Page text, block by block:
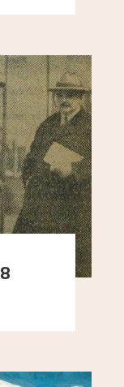
Moritz
til å